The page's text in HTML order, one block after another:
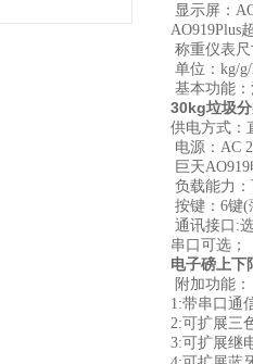
显示屏：
AO919Plus
称重仪表尺
单位：kg/
基本功能
30kg垃圾
供电方式：
电源：AC
巨天
负载能力：
按键：6键(
通讯接口:
串口可选；
电子磅上下
附加功能：
1:带串口通
2:可扩展三
3:可扩展继